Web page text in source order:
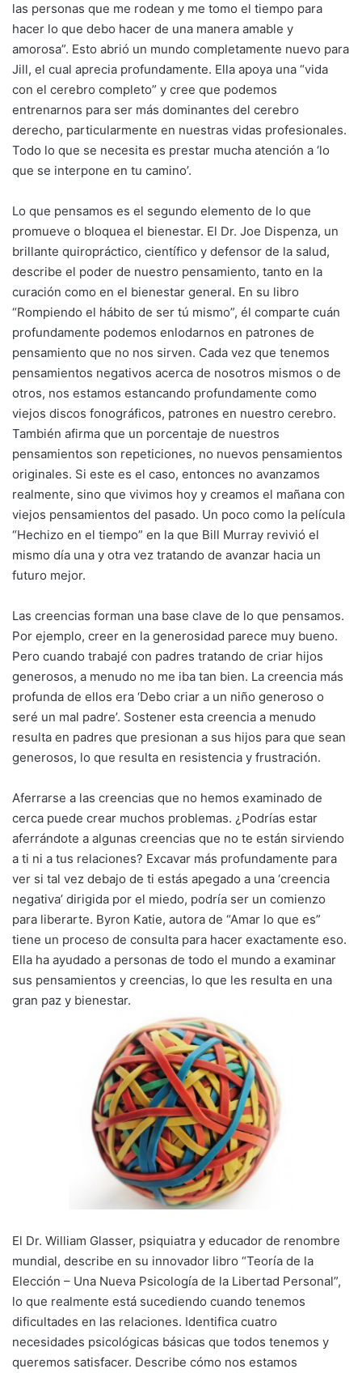
las personas que me rodean y me tomo el tiempo para
hacer lo que debo hacer de una manera amable y
amorosa”. Esto abrió un mundo completamente nuevo para
Jill, el cual aprecia profundamente. Ella apoya una “vida
con el cerebro completo” y cree que podemos
entrenarnos para ser más dominantes del cerebro
derecho, particularmente en nuestras vidas profesionales.
Todo lo que se necesita es prestar mucha atención a ‘lo
que se interpone en tu camino’.
Lo que pensamos es el segundo elemento de lo que
promueve o bloquea el bienestar. El Dr. Joe Dispenza, un
brillante quiropráctico, científico y defensor de la salud,
describe el poder de nuestro pensamiento, tanto en la
curación como en el bienestar general. En su libro
“Rompiendo el hábito de ser tú mismo”, él comparte cuán
profundamente podemos enlodarnos en patrones de
pensamiento que no nos sirven. Cada vez que tenemos
pensamientos negativos acerca de nosotros mismos o de
otros, nos estamos estancando profundamente como
viejos discos fonográficos, patrones en nuestro cerebro.
También afirma que un porcentaje de nuestros
pensamientos son repeticiones, no nuevos pensamientos
originales. Si este es el caso, entonces no avanzamos
realmente, sino que vivimos hoy y creamos el mañana con
viejos pensamientos del pasado. Un poco como la película
“Hechizo en el tiempo” en la que Bill Murray revivió el
mismo día una y otra vez tratando de avanzar hacia un
futuro mejor.
Las creencias forman una base clave de lo que pensamos.
Por ejemplo, creer en la generosidad parece muy bueno.
Pero cuando trabajé con padres tratando de criar hijos
generosos, a menudo no me iba tan bien. La creencia más
profunda de ellos era ‘Debo criar a un niño generoso o
seré un mal padre’. Sostener esta creencia a menudo
resulta en padres que presionan a sus hijos para que sean
generosos, lo que resulta en resistencia y frustración.
Aferrarse a las creencias que no hemos examinado de
cerca puede crear muchos problemas. ¿Podrías estar
aferrándote a algunas creencias que no te están sirviendo
a ti ni a tus relaciones? Excavar más profundamente para
ver si tal vez debajo de ti estás apegado a una ‘creencia
negativa’ dirigida por el miedo, podría ser un comienzo
para liberarte. Byron Katie, autora de “Amar lo que es”
tiene un proceso de consulta para hacer exactamente eso.
Ella ha ayudado a personas de todo el mundo a examinar
sus pensamientos y creencias, lo que les resulta en una
gran paz y bienestar.
El Dr. William Glasser, psiquiatra y educador de renombre
mundial, describe en su innovador libro “Teoría de la
Elección – Una Nueva Psicología de la Libertad Personal”,
lo que realmente está sucediendo cuando tenemos
dificultades en las relaciones. Identifica cuatro
necesidades psicológicas básicas que todos tenemos y
queremos satisfacer. Describe cómo nos estamos